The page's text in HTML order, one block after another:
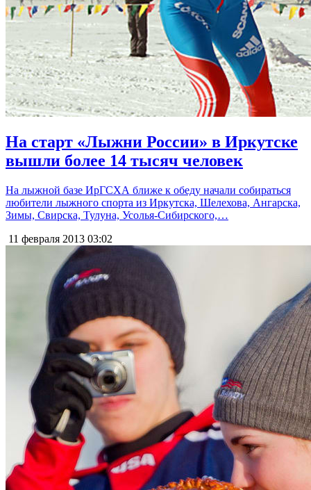
На старт «Лыжни России» в Иркутске
вышли более 14 тысяч человек
На лыжной базе ИрГСХА ближе к обеду начали собираться
любители лыжного спорта из Иркутска, Шелехова, Ангарска,
Зимы, Свирска, Тулуна, Усолья-Сибирского,…
11 февраля 2013 03:02